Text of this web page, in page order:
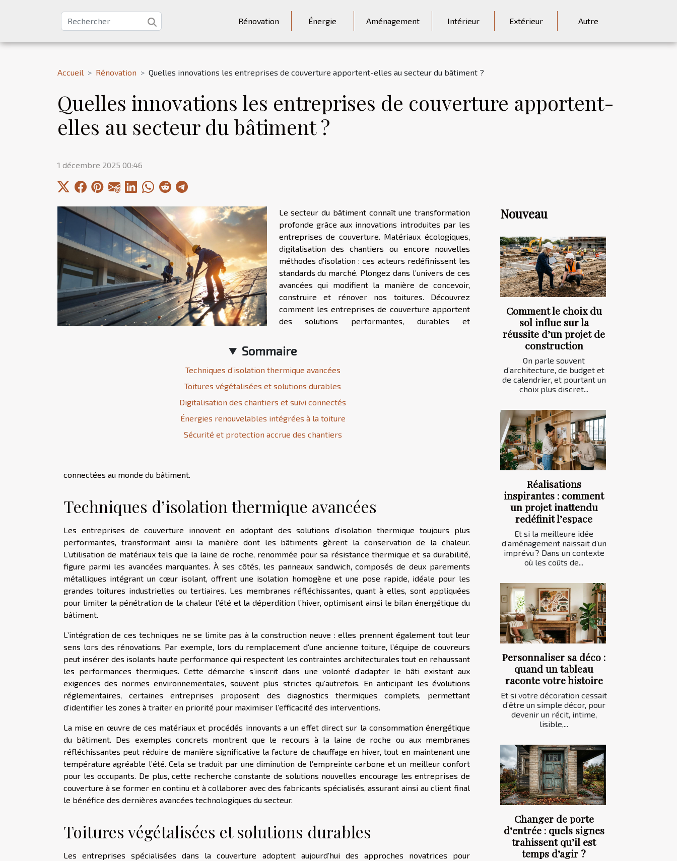
Rénovation Énergie Aménagement Intérieur Extérieur Autre
Accueil Rénovation Quelles innovations les entreprises de couverture apportent-elles au secteur du bâtiment ?
Quelles innovations les entreprises de couverture apportent-
elles au secteur du bâtiment ?
1 décembre 2025 00:46
Sommaire
Techniques d’isolation thermique avancées
Toitures végétalisées et solutions durables
Digitalisation des chantiers et suivi connectés
Énergies renouvelables intégrées à la toiture
Sécurité et protection accrue des chantiers
Le secteur du bâtiment connaît une transformation
profonde grâce aux innovations introduites par les
entreprises de couverture. Matériaux écologiques,
digitalisation des chantiers ou encore nouvelles
méthodes d’isolation : ces acteurs redéfinissent les
standards du marché. Plongez dans l’univers de ces
avancées qui modifient la manière de concevoir,
construire et rénover nos toitures. Découvrez
comment les entreprises de couverture apportent
des solutions performantes, durables et
connectées au monde du bâtiment.
Techniques d’isolation thermique avancées
Les entreprises de couverture innovent en adoptant des solutions d’isolation thermique toujours plus
performantes, transformant ainsi la manière dont les bâtiments gèrent la conservation de la chaleur.
L’utilisation de matériaux tels que la laine de roche, renommée pour sa résistance thermique et sa durabilité,
figure parmi les avancées marquantes. À ses côtés, les panneaux sandwich, composés de deux parements
métalliques intégrant un cœur isolant, offrent une isolation homogène et une pose rapide, idéale pour les
grandes toitures industrielles ou tertiaires. Les membranes réfléchissantes, quant à elles, sont appliquées
pour limiter la pénétration de la chaleur l’été et la déperdition l’hiver, optimisant ainsi le bilan énergétique du
bâtiment.
L’intégration de ces techniques ne se limite pas à la construction neuve : elles prennent également tout leur
sens lors des rénovations. Par exemple, lors du remplacement d’une ancienne toiture, l’équipe de couvreurs
peut insérer des isolants haute performance qui respectent les contraintes architecturales tout en rehaussant
les performances thermiques. Cette démarche s’inscrit dans une volonté d’adapter le bâti existant aux
exigences des normes environnementales, souvent plus strictes qu’autrefois. En anticipant les évolutions
réglementaires, certaines entreprises proposent des diagnostics thermiques complets, permettant
d’identifier les zones à traiter en priorité pour maximiser l’efficacité des interventions.
La mise en œuvre de ces matériaux et procédés innovants a un effet direct sur la consommation énergétique
du bâtiment. Des exemples concrets montrent que le recours à la laine de roche ou aux membranes
réfléchissantes peut réduire de manière significative la facture de chauffage en hiver, tout en maintenant une
température agréable l’été. Cela se traduit par une diminution de l’empreinte carbone et un meilleur confort
pour les occupants. De plus, cette recherche constante de solutions nouvelles encourage les entreprises de
couverture à se former en continu et à collaborer avec des fabricants spécialisés, assurant ainsi au client final
le bénéfice des dernières avancées technologiques du secteur.
Toitures végétalisées et solutions durables
Les entreprises spécialisées dans la couverture adoptent aujourd’hui des approches novatrices pour
Nouveau
Comment le choix du
sol influe sur la
réussite d’un projet de
construction
On parle souvent
d’architecture, de budget et
de calendrier, et pourtant un
choix plus discret...
Réalisations
inspirantes : comment
un projet inattendu
redéfinit l’espace
Et si la meilleure idée
d’aménagement naissait d’un
imprévu ? Dans un contexte
où les coûts de...
Personnaliser sa déco :
quand un tableau
raconte votre histoire
Et si votre décoration cessait
d’être un simple décor, pour
devenir un récit, intime,
lisible,...
Changer de porte
d’entrée : quels signes
trahissent qu’il est
temps d’agir ?